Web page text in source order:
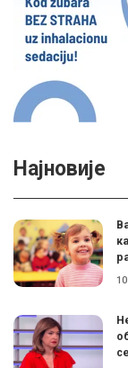
Најновије